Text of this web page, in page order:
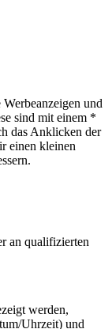
und
sind mit einem *
das Anklicken der
einen kleinen
an qualifizierten
werden,
Uhrzeit) und